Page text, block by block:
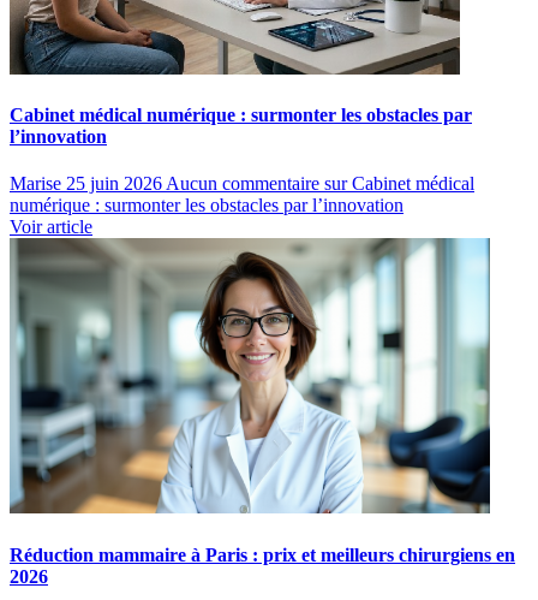
Cabinet médical numérique : surmonter les obstacles par
l’innovation
Marise 25 juin 2026Aucun commentaire sur Cabinet médical
numérique : surmonter les obstacles par l’innovation
Voir article
Réduction mammaire à Paris : prix et meilleurs chirurgiens en
2026